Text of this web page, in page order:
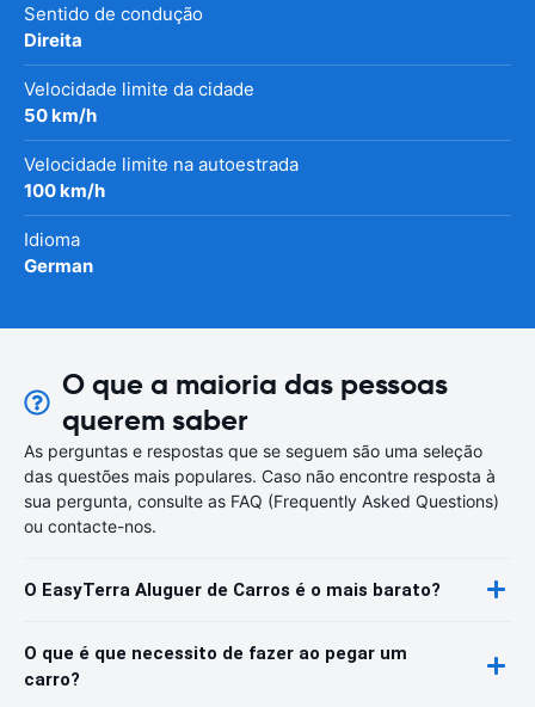
Sentido de condução
Direita
Velocidade limite da cidade
50 km/h
Velocidade limite na autoestrada
100 km/h
Idioma
German
O que a maioria das pessoas
querem saber
As perguntas e respostas que se seguem são uma seleção
das questões mais populares. Caso não encontre resposta à
sua pergunta, consulte as FAQ (Frequently Asked Questions)
ou contacte-nos.
O EasyTerra Aluguer de Carros é o mais barato?
O que é que necessito de fazer ao pegar um
carro?